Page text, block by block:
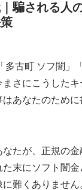
騙される人
多古町 ソフ闇」
さにこうした
あなたのため
たが、正規の
末にソフト闇
難くありませ